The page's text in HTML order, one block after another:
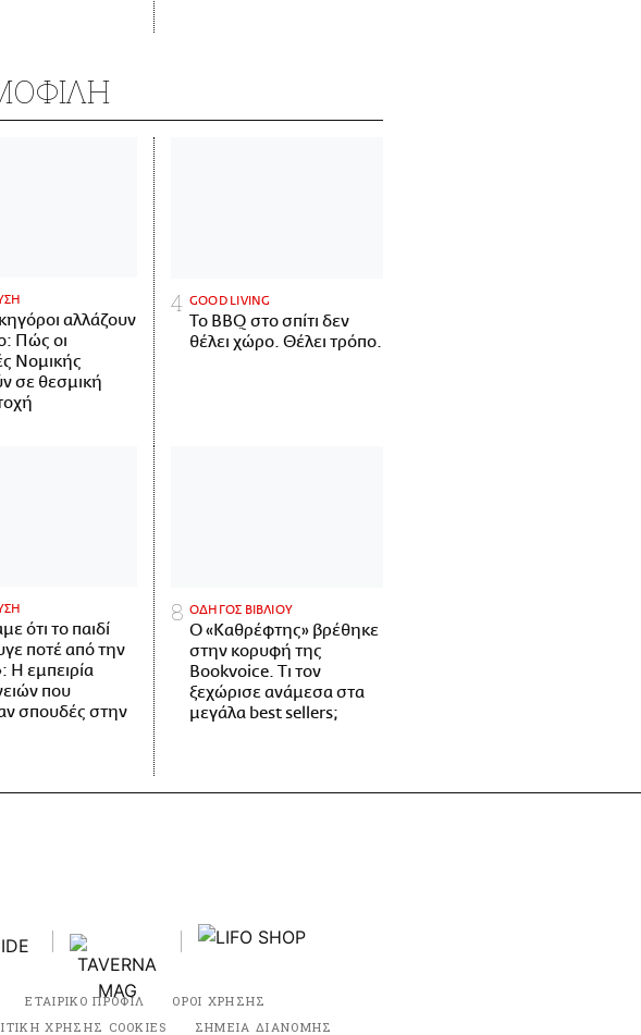
αλλάζουν
Πώς οι
Νομικής
σε θεσμική
GOOD LIVING
Το BBQ στο σπίτι δεν
θέλει χώρο. Θέλει τρόπο.
ότι το παιδί
ποτέ από την
Η εμπειρία
που
σπουδές στην
ΟΔΗΓΟΣ ΒΙΒΛΙΟΥ
Ο «Καθρέφτης» βρέθηκε
στην κορυφή της
Bookvoice. Τι τον
ξεχώρισε ανάμεσα στα
μεγάλα best sellers;
ΕΤΑΙΡΙΚΟ ΠΡΟΦΙΛ
ΟΡΟΙ ΧΡΗΣΗΣ
ΧΡΗΣΗΣ COOKIES ΣΗΜΕΙΑ ΔΙΑΝΟΜΗΣ